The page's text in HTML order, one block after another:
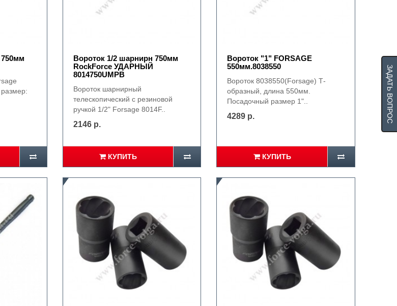
Вороток 1/2 шарнирн 750мм
RockForce УДАРНЫЙ
8014750UMPB
Вороток шарнирный
телескопический с резиновой
ручкой 1/2" Forsage 8014F..
2146 р.
КУПИТЬ
Вороток "1" FORSAGE
550мм.8038550
Вороток 8038550(Forsage) Т-
образный, длина 550мм.
Посадочный размер 1"..
4289 р.
КУПИТЬ
ЗАДАТЬ ВОПРОС